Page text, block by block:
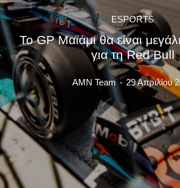
ESPORTS
To GP Μαϊάμι θα είναι
για τη Red Bull
AMN Team - 29 Απριλίου